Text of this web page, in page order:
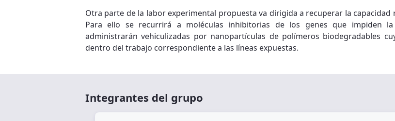
Otra parte de la labor experimental propuesta va dirigida a recuperar la
Para ello se recurrirá a moléculas inhibitorias de los genes que impiden la
administrarán vehiculizadas por nanopartículas de polímeros biodegradables
dentro del trabajo correspondiente a las líneas expuestas.
Integrantes del grupo